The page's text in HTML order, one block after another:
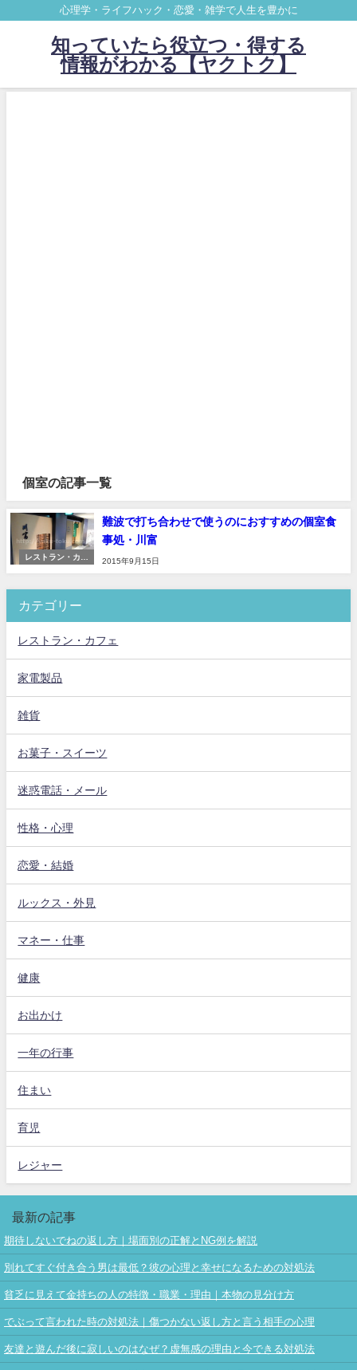
心理学・ライフハック・恋愛・雑学で人生を豊かに
知っていたら役立つ・得する
情報がわかる【ヤクトク】
個室の記事一覧
レストラン・カフ
難波で打ち合わせで使うのにおすすめの個室食
事処・川富
2015年9月15日
カテゴリー
レストラン・カフェ
家電製品
雑貨
お菓子・スイーツ
迷惑電話・メール
性格・心理
恋愛・結婚
ルックス・外見
マネー・仕事
健康
お出かけ
一年の行事
住まい
育児
レジャー
最新の記事
期待しないでねの返し方｜場面別の正解とNG例を解説
別れてすぐ付き合う男は最低？彼の心理と幸せになるための対処法
貧乏に見えて金持ちの人の特徴・職業・理由｜本物の見分け方
でぶって言われた時の対処法｜傷つかない返し方と言う相手の心理
友達と遊んだ後に寂しいのはなぜ？虚無感の理由と今できる対処法